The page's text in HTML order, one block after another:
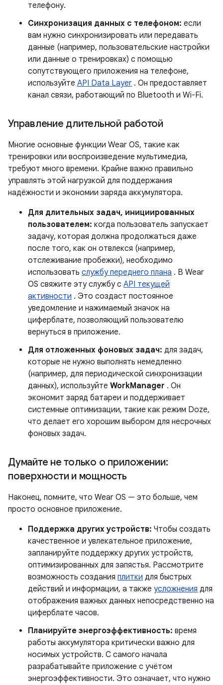
телефону.
Синхронизация данных с телефоном: если
вам нужно синхронизировать или передавать
данные (например, пользовательские настройки
или данные о тренировках) с помощью
сопутствующего приложения на телефоне,
используйте API Data Layer . Он предоставляет
канал связи, работающий по Bluetooth и Wi-Fi.
Управление длительной работой
Многие основные функции Wear OS, такие как
тренировки или воспроизведение мультимедиа,
требуют много времени. Крайне важно правильно
управлять этой нагрузкой для поддержания
надёжности и экономии заряда аккумулятора.
Для длительных задач, инициированных
пользователем: когда пользователь запускает
задачу, которая должна продолжаться даже
после того, как он отвлекся (например,
отслеживание пробежки), необходимо
использовать службу переднего плана . В Wear
OS свяжите эту службу с API текущей
активности . Это создаст постоянное
уведомление и нажимаемый значок на
циферблате, позволяющий пользователю
вернуться в приложение.
Для отложенных фоновых задач: для задач,
которые не нужно выполнять немедленно
(например, для периодической синхронизации
данных), используйте WorkManager . Он
экономит заряд батареи и поддерживает
системные оптимизации, такие как режим Doze,
что делает его хорошим выбором для несрочных
фоновых задач.
Думайте не только о приложении:
поверхности и мощность
Наконец, помните, что Wear OS — это больше, чем
просто основное приложение.
Поддержка других устройств: Чтобы создать
качественное и увлекательное приложение,
запланируйте поддержку других устройств,
оптимизированных для запястья. Рассмотрите
возможность создания плитки для быстрых
действий и информации, а также усложнения для
отображения важных данных непосредственно на
циферблате часов.
Планируйте энергоэффективность: время
работы аккумулятора критически важно для
носимых устройств. С самого начала
разрабатывайте приложение с учётом
энергоэффективности. Это означает, что нужно